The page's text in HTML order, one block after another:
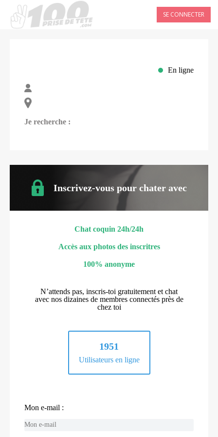
SE CONNECTER
En ligne
Je recherche :
Inscrivez-vous pour chater avec
Chat coquin 24h/24h
Accès aux photos des inscritres
100% anonyme
N’attends pas, inscris-toi gratuitement et chat
avec nos dizaines de membres connectés près de
chez toi
1951
Utilisateurs en ligne
Mon e-mail :